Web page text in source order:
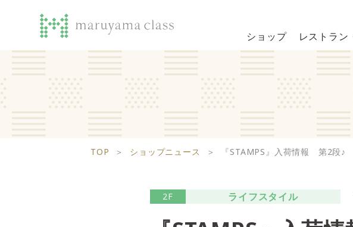
ショップ レストラン
TOP ＞ ショップニュース ＞ 『STAMPS』入荷情報 第2段♪
2F ライフスタイル